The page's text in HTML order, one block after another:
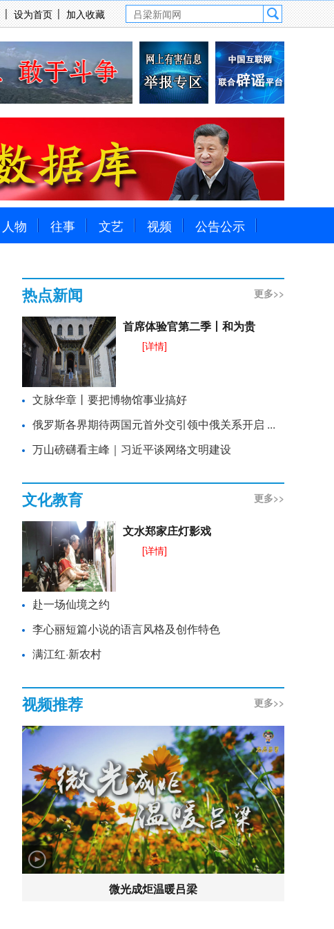
设为首页 加入收藏
人物 往事 文艺 视频 公告公示
热点新闻 更多>>
首席体验官第二季丨和为贵
[详情]
文脉华章丨要把博物馆事业搞好
俄罗斯各界期待两国元首外交引领中俄关系开启 ...
万山磅礴看主峰｜习近平谈网络文明建设
文化教育 更多>>
文水郑家庄灯影戏
[详情]
赴一场仙境之约
李心丽短篇小说的语言风格及创作特色
满江红·新农村
视频推荐 更多>>
微光成炬温暖吕梁